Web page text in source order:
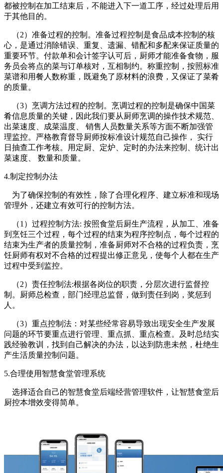
都被控制在加工结束后，不能进入下一道工序，经过处理后用
于其他目的。
（2）准备过程的控制。准备过程控制是食品成本控制的核
心，是通过消除错误、重复、遗漏、错配和多配来保证质量的
重要环节。付款单和会计签字认可后，厨师才能准备食物，服
务员会将点的菜与订单核对，互相制约。称重控制，按照标准
菜谱和用餐人数称重，既避免了原材料的浪费，又保证了菜肴
的质量。
（3）烹调方法过程的控制。烹调过程的控制是确保中国菜
肴信息质量的关键，因此我们要从厨师烹调的操作技术规范、
出菜速度、成菜温度、 销售人员数量关系等方面不断加强管
理监控。严格教育督导厨师按标准设计规范自己操作， 实行
日抽查工作考核。用定厨、定炉、定时的办法来控制、统计出
菜速度、 数量和质量。
4.制定控制办法
为了确保控制的有效性，除了合理化程序、建立标准和现场
管理外，还建立有效可行的控制方法。
（1）过程控制方法: 按照食堂后厨生产流程，从加工、准备
到烹饪三个过程，每个过程的结束为程序控制点，每个过程的
结束为生产者的质量控制，准备厨师对不合格的过程负责，烹
饪厨师有权对不合格的过程提出修正意见，使每个人都在生产
过程中受到监控。
（2）责任控制法:根据各岗位的职责，分层次进行监督控
制。厨师总检查，部门经理总监督，做到责任到岗，奖惩到
人。
（3）重点控制法：对某些经常容易导致出现安全生产发展
问题的环节要重点进行管理、重点抓、重点检查。及时总结实
践经验教训，找到自己解决的办法，以达到防患未然，杜绝生
产生活质量控制问题。
5.合理使用智慧食堂管理系统
选择适合自己的智慧食堂后端经营管理软件，让智慧食堂后
厨控本增效变得简单。